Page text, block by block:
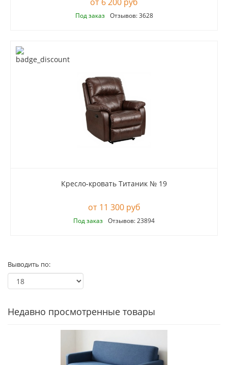
Под заказ Отзывов: 3628
Кресло-кровать Титаник № 19
11 300 руб
Под заказ Отзывов: 23894
Выводить по:
Недавно просмотренные товары